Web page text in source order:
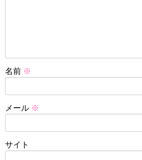
名前 ※
メール ※
サイト